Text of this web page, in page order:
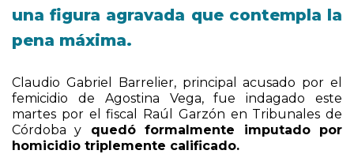
una figura agravada que contempla la
pena máxima.
Claudio Gabriel Barrelier, principal acusado por el
femicidio de Agostina Vega, fue indagado este
martes por el fiscal Raúl Garzón en Tribunales de
Córdoba y quedó formalmente imputado por
homicidio triplemente calificado.